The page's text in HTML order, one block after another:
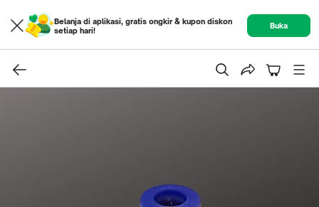
Belanja di aplikasi, gratis ongkir & kupon diskon
setiap hari!
Buka